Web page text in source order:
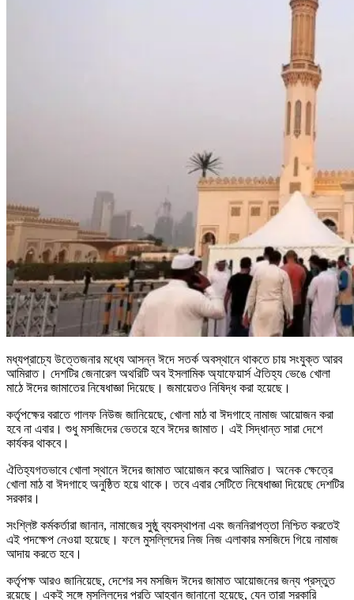
মধ্যপ্রাচ্যে উত্তেজনার মধ্যে আসন্ন ঈদে সতর্ক অবস্থানে থাকতে চায় সংযুক্ত আরব
আমিরাত। দেশটির জেনারেল অথরিটি অব ইসলামিক অ্যাফেয়ার্স ঐতিহ্য ভেঙে খোলা
মাঠে ঈদের জামাতের নিষেধাজ্ঞা দিয়েছে। জমায়েতও নিষিদ্ধ করা হয়েছে।
কর্তৃপক্ষের বরাতে গালফ নিউজ জানিয়েছে, খোলা মাঠ বা ঈদগাহে নামাজ আয়োজন করা
হবে না এবার। শুধু মসজিদের ভেতরে হবে ঈদের জামাত। এই সিদ্ধান্ত সারা দেশে
কার্যকর থাকবে।
ঐতিহ্যগতভাবে খোলা স্থানে ঈদের জামাত আয়োজন করে আমিরাত। অনেক ক্ষেত্রে
খোলা মাঠ বা ঈদগাহে অনুষ্ঠিত হয়ে থাকে। তবে এবার সেটিতে নিষেধাজ্ঞা দিয়েছে দেশটির
সরকার।
সংশ্লিষ্ট কর্মকর্তারা জানান, নামাজের সুষ্ঠু ব্যবস্থাপনা এবং জননিরাপত্তা নিশ্চিত করতেই
এই পদক্ষেপ নেওয়া হয়েছে। ফলে মুসল্লিদের নিজ নিজ এলাকার মসজিদে গিয়ে নামাজ
আদায় করতে হবে।
কর্তৃপক্ষ আরও জানিয়েছে, দেশের সব মসজিদ ঈদের জামাত আয়োজনের জন্য প্রস্তুত
রয়েছে। একই সঙ্গে মুসল্লিদের প্রতি আহ্বান জানানো হয়েছে, যেন তারা সরকারি